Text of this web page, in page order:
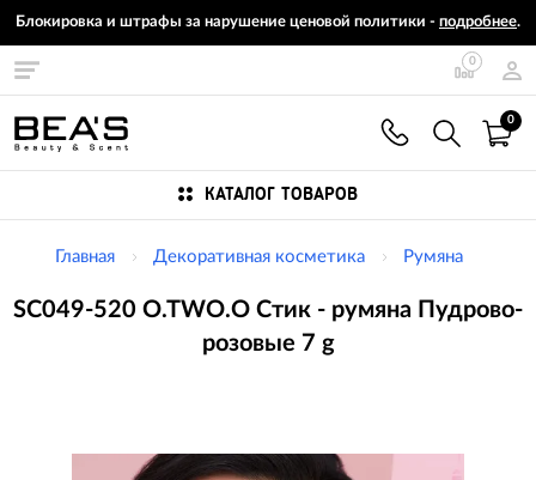
Блокировка и штрафы за нарушение ценовой политики - подробнее.
0
0
КАТАЛОГ ТОВАРОВ
Главная Декоративная косметика Румяна
SC049-520 O.TWO.O Стик - румяна Пудрово-
розовые 7 g